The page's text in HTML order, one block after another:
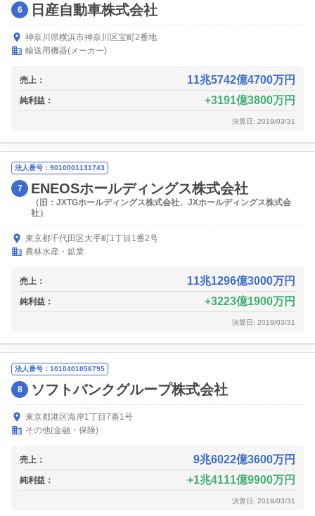
6 日産自動車株式会社
神奈川県横浜市神奈川区宝町2番地
輸送用機器(メーカー)
売上： 11兆5742億4700万円
純利益： 3191億3800万円
決算日: 2019/03/31
法人番号：9010001131743
7 ENEOSホールディングス株式会社
（旧：JXTGホールディングス株式会社、JXホールディングス株式会
社）
東京都千代田区大手町1丁目1番2号
農林水産・鉱業
売上： 11兆1296億3000万円
純利益： 3223億1900万円
決算日: 2019/03/31
法人番号：1010401056795
8 ソフトバンクグループ株式会社
東京都港区海岸1丁目7番1号
その他(金融・保険)
売上： 9兆6022億3600万円
純利益： 1兆4111億9900万円
決算日: 2019/03/31